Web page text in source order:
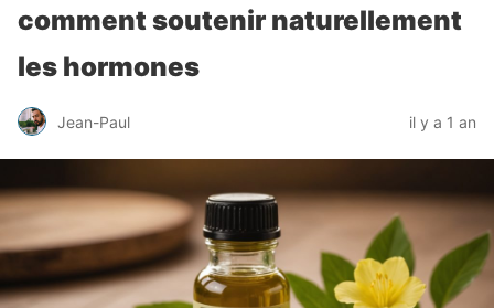
comment soutenir naturellement
les hormones
Jean-Paul il y a 1 an